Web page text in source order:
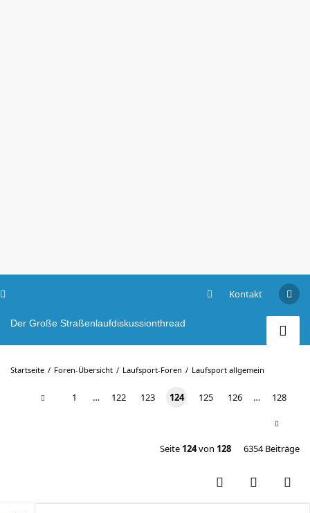
Kontakt
Der Große Straßenlaufdiskussionthread
Startseite Foren-Übersicht Laufsport-Foren Laufsport allgemein
1 … 122 123 124 125 126 … 128
Seite 124von 128 6354 Beiträge